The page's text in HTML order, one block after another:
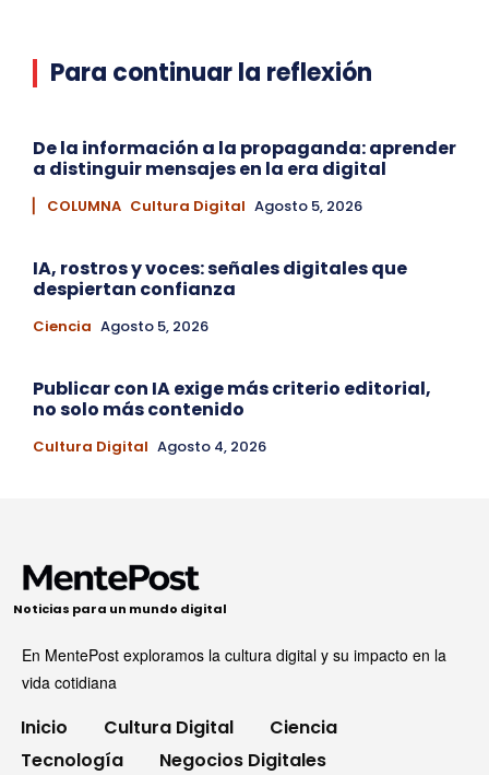
Para continuar la reflexión
De la información a la propaganda: aprender
a distinguir mensajes en la era digital
▏ COLUMNA Cultura Digital Agosto 5, 2026
IA, rostros y voces: señales digitales que
despiertan confianza
Ciencia Agosto 5, 2026
Publicar con IA exige más criterio editorial,
no solo más contenido
Cultura Digital Agosto 4, 2026
Noticias para un mundo digital
En MentePost exploramos la cultura digital y su impacto en la
vida cotidiana
Inicio Cultura Digital
Ciencia
Tecnología
Negocios Digitales